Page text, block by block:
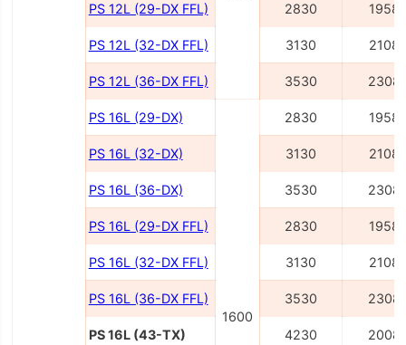
PS 12L (29-DX FFL) 2830 1958
PS 12L (32-DX FFL) 3130 2108
PS 12L (36-DX FFL) 3530 2308
PS 16L (29-DX)
1600
2830 1958
PS 16L (32-DX) 3130 2108
PS 16L (36-DX) 3530 2308
PS 16L (29-DX FFL) 2830 1958
PS 16L (32-DX FFL) 3130 2108
PS 16L (36-DX FFL) 3530 2308
PS 16L (43-TX) 4230 2008